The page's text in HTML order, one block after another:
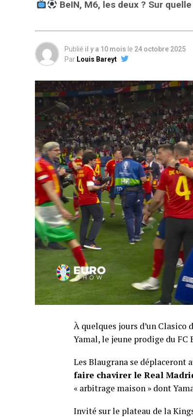
BeIN, M6, les deux ? Sur
Publié il y a 10 mois le 24 octobre 2025
Par Louis Bareyt
À quelques jours d’un Clasico
Yamal, le jeune prodige du FC
Les Blaugrana se déplaceront
faire chavirer le Real
« arbitrage maison » dont
Invité sur le plateau de la